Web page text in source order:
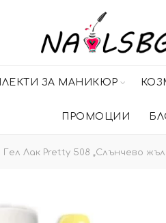
ЗА МАНИКЮР
ПРОМОЦИИ
Гел Лак Pretty 508 „Слънчево